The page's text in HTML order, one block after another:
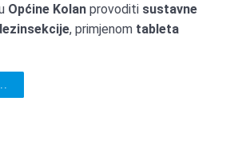
Općine Kolan provoditi sustavne
, primjenom tableta